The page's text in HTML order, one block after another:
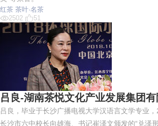
红茶 茶叶·名茶
2502
51
吕良-湖南茶悦文化产业发展集团
吕良，毕业于长沙广播电视大学汉语言文学专业
长沙市六中校长向雄海、书记崔泽文颁发的“兑泽形